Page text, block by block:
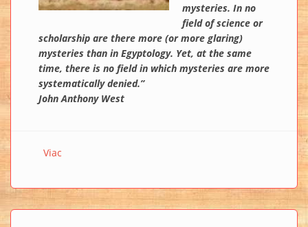
mysteries. In no
field of science or
scholarship are there more (or more glaring)
mysteries than in Egyptology. Yet, at the same
time, there is no field in which mysteries are more
systematically denied.”
John Anthony West
Viac